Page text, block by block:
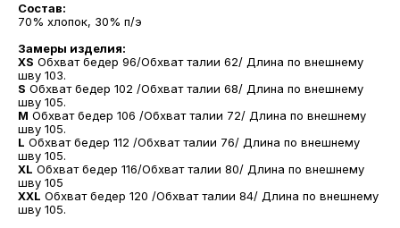
Состав:
70% хлопок, 30% п/э
Замеры изделия:
XS Обхват бедер 96/Обхват талии 62/ Длина по внешнему
шву 103.
S Обхват бедер 102 /Обхват талии 68/ Длина по внешнему
шву 105.
M Обхват бедер 106 /Обхват талии 72/ Длина по внешнему
шву 105.
L Обхват бедер 112 /Обхват талии 76/ Длина по внешнему
шву 105.
XL Обхват бедер 116/Обхват талии 80/ Длина по внешнему
шву 105
XXL Обхват бедер 120 /Обхват талии 84/ Длина по внешнему
шву 105.